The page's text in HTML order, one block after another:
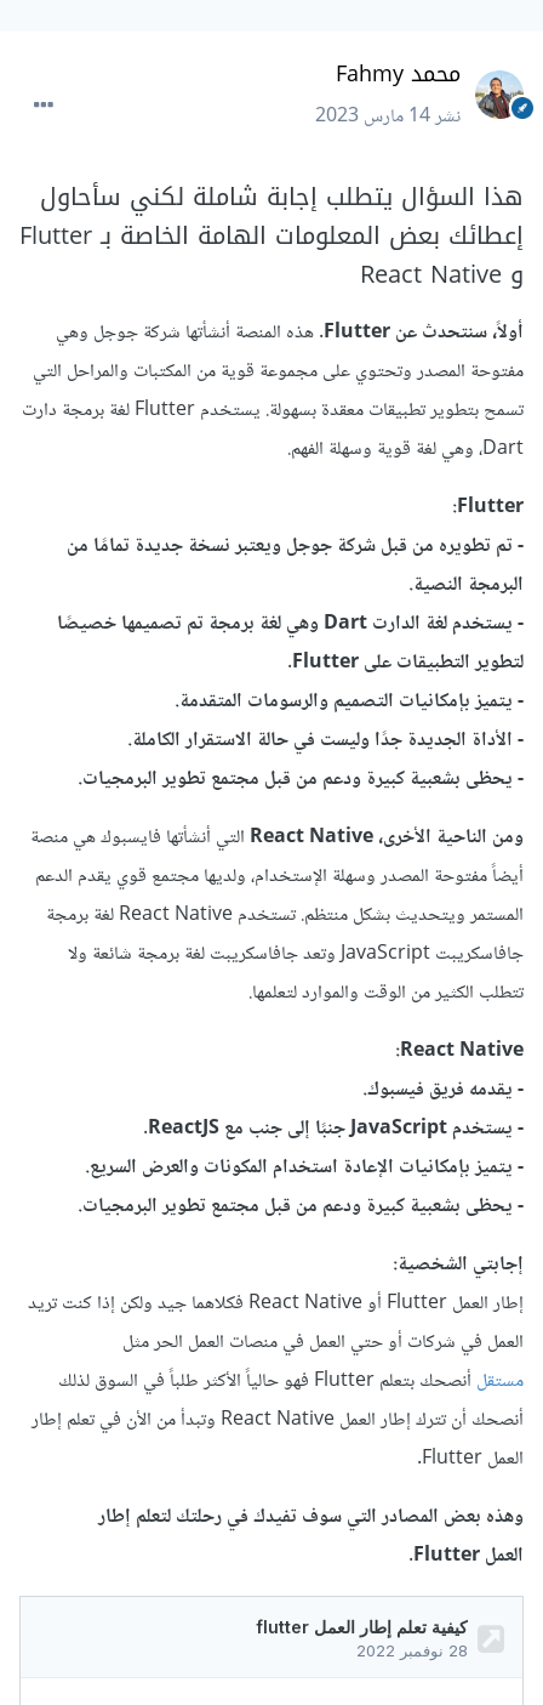
محمد Fahmy
نشر14 مارس 2023
هذا السؤال يتطلب إجابة شاملة لكني سأحاول
إعطائك بعض المعلومات الهامة الخاصة بـ Flutter
و React Native
أولاً، سنتحدث عن Flutter
. هذه المنصة أنشأتها شركة جوجل وهي
مفتوحة المصدر وتحتوي على مجموعة قوية من المكتبات والمراحل التي
تسمح بتطوير تطبيقات معقدة بسهولة. يستخدم Flutter لغة برمجة دارت
Dart، وهي لغة قوية وسهلة الفهم.
Flutter:
- تم تطويره من قبل شركة جوجل ويعتبر نسخة جديدة تمامًا من
البرمجة النصية.
- يستخدم لغة الدارت Dart وهي لغة برمجة تم تصميمها خصيصًا
لتطوير التطبيقات على Flutter.
- يتميز بإمكانيات التصميم والرسومات المتقدمة.
- الأداة الجديدة جدًا وليست في حالة الاستقرار الكاملة.
- يحظى بشعبية كبيرة ودعم من قبل مجتمع تطوير البرمجيات.
ومن الناحية الأخرى، React Native
التي أنشأتها فايسبوك هي منصة
أيضاً مفتوحة المصدر وسهلة الإستخدام، ولديها مجتمع قوي يقدم الدعم
المستمر ويتحديث بشكل منتظم. تستخدم React Native لغة برمجة
جافاسكريبت JavaScript وتعد جافاسكريبت لغة برمجة شائعة ولا
تتطلب الكثير من الوقت والموارد لتعلمها.
React Native:
- يقدمه فريق فيسبوك.
- يستخدم JavaScript جنبًا إلى جنب مع ReactJS.
- يتميز بإمكانيات الإعادة استخدام المكونات والعرض السريع.
- يحظى بشعبية كبيرة ودعم من قبل مجتمع تطوير البرمجيات.
إجابتي الشخصية:
إطار العمل Flutter أو React Native فكلاهما جيد ولكن إذا كنت تريد
العمل في شركات أو حتي العمل في منصات العمل الحر مثل
مستقل
أنصحك بتعلم Flutter فهو حالياً الأكثر طلباً في السوق لذلك
أنصحك أن تترك إطار العمل React Native وتبدأ من الأن في تعلم إطار
العمل Flutter.
وهذه بعض المصادر التي سوف تفيدك في رحلتك لتعلم إطار
العمل Flutter.